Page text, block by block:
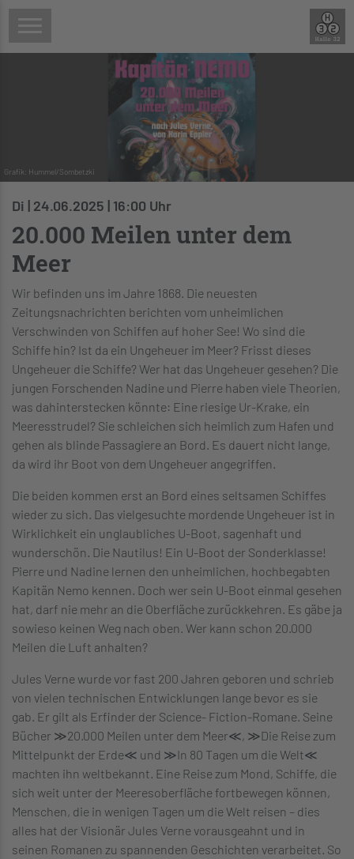
Grafik: Hummel/Sombetzki
Di | 24.06.2025 | 16:00 Uhr
20.000 Meilen unter dem
Meer
Wir befinden uns im Jahre 1868. Die neuesten
Zeitungsnachrichten berichten vom unheimlichen
Verschwinden von Schiffen auf hoher See! Wo sind die
Schiffe hin? Ist da ein Ungeheuer im Meer? Frisst dieses
Ungeheuer die Schiffe? Wer hat das Ungeheuer gesehen? Die
jungen Forschenden Nadine und Pierre haben viele Theorien,
was dahinterstecken könnte: Eine riesige Ur-Krake, ein
Meeresstrudel? Sie schleichen sich heimlich zum Hafen und
gehen als blinde Passagiere an Bord. Es dauert nicht lange,
da wird ihr Boot von dem Ungeheuer angegriffen.
Die beiden kommen erst an Bord eines seltsamen Schiffes
wieder zu sich. Das vielgesuchte mordende Ungeheuer ist in
Wirklichkeit ein unglaubliches U-Boot, sagenhaft und
wunderschön. Die Nautilus! Ein U-Boot der Sonderklasse!
Pierre und Nadine lernen den unheimlichen, hochbegabten
Kapitän Nemo kennen. Doch wer sein U-Boot einmal gesehen
hat, darf nie mehr an die Oberfläche zurückkehren. Es gäbe ja
sowieso keinen Weg nach oben. Wer kann schon 20.000
Meilen die Luft anhalten?
Jules Verne wurde vor fast 200 Jahren geboren und schrieb
von vielen technischen Entwicklungen lange bevor es sie
gab. Er gilt als Erfinder der Science- Fiction-Romane. Seine
Bücher ≫20.000 Meilen unter dem Meer≪, ≫Die Reise zum
Mittelpunkt der Erde≪ und ≫In 80 Tagen um die Welt≪
machten ihn weltbekannt. Eine Reise zum Mond, Schiffe, die
sich weit unter der Meeresoberfläche fortbewegen können,
Menschen, die in wenigen Tagen um die Welt reisen – dies
alles hat der Visionär Jules Verne vorausgeahnt und in
seinen Romanen zu spannenden Geschichten verarbeitet. So